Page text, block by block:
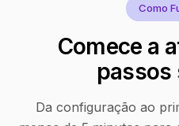
Como
Comece a
passos
Da configuração ao